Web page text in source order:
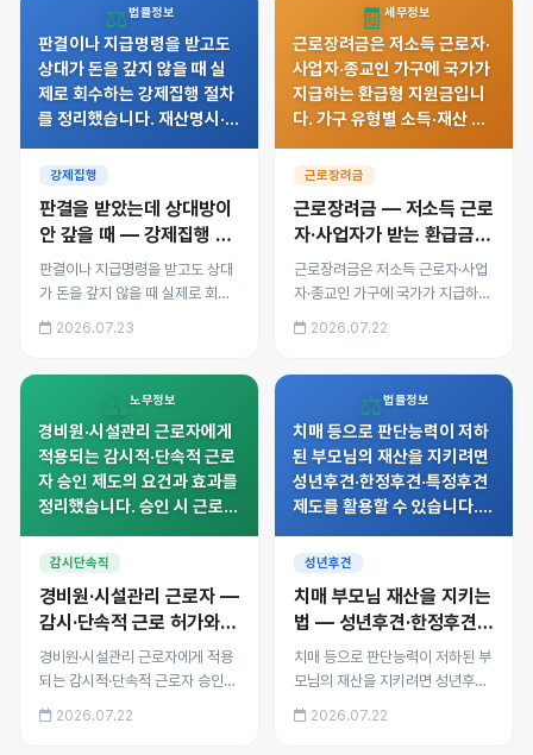
⚖️법률정보
판결이나 지급명령을 받고도
상대가 돈을 갚지 않을 때 실
제로 회수하는 강제집행 절차
를 정리했습니다. 재산명시·재
법, 압류 대상별 절차 차이, 채
내합니다.
강제집행
판결을 받았는데 상대방이
안 갚을 때 — 강제집행 절
차
판결이나 지급명령을 받고도 상대
가 돈을 갚지 않을 때 실제로 회수
하는 강제집행 절차를 정리했습니
다. 재산명시·재산조회로 숨긴 재
2026.07.23
🧾 세무정보
근로장려금은 저소득 근로자·
사업자·종교인 가구에 국가가
지급하는 환급형 지원금입니
다. 가구 유형별 소득·재산 기
청 방법과 부정수급 시 환수·
근로장려금
근로장려금 — 저소득 근로
자·사업자가 받는 환급금
신청법
근로장려금은 저소득 근로자·사업
자·종교인 가구에 국가가 지급하는
환급형 지원금입니다. 가구 유형별
소득·재산 기준, 최대 지급액, 정기·
2026.07.22
노무정보
경비원·시설관리 근로자에게
적용되는 감시적·단속적 근로
자 승인 제도의 요건과 효과를
정리했습니다. 승인 시 근로시
최저임금은 그대로 적용된다
응하는 방법을 안내합니다.
감시단속직
경비원·시설관리 근로자 —
감시·단속적 근로 허가와
수당 기준
경비원·시설관리 근로자에게 적용
되는 감시적·단속적 근로자 승인
제도의 요건과 효과를 정리했습니
다. 승인 시 근로시간·휴게 규정 적
2026.07.22
⚖️법률정보
치매 등으로 판단능력이 저하
된 부모님의 재산을 지키려면
성년후견·한정후견·특정후견
제도를 활용할 수 있습니다.
차, 재산관리 권한 범위, 후견
약까지 정리했습니다.
성년후견
치매 부모님 재산을 지키는
법 — 성년후견·한정후견
제도
치매 등으로 판단능력이 저하된 부
모님의 재산을 지키려면 성년후견·
한정후견·특정후견 제도를 활용할
수 있습니다. 유형별 차이, 후견인
2026.07.22